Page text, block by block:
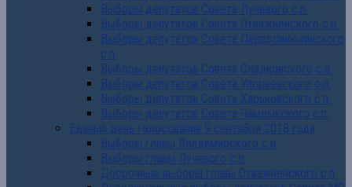
Выборы депутатов Совета Лучевого с.п.
Выборы депутатов Совета Отважненского с.п.
Выборы депутатов Совета Первосинюхинского
с.п.
Выборы депутатов Совета Сладковского с.п.
Выборы депутатов Совета Упорненского с.п.
Выборы депутатов Совета Харьковского с.п.
Выборы депутатов Совета Чамлыкского с.п.
Единый день голосования 9 сентября 2018 года
Выборы главы Владимирского с.п.
Выборы главы Лучевого с.п.
Досрочные выборы главы Отважненского с.п.